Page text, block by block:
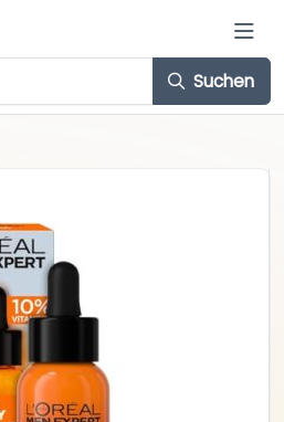
Suchen